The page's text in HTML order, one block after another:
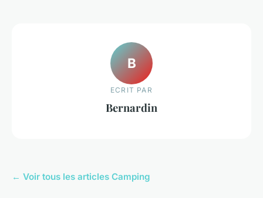
B
ECRIT PAR
Bernardin
← Voir tous les articles Camping